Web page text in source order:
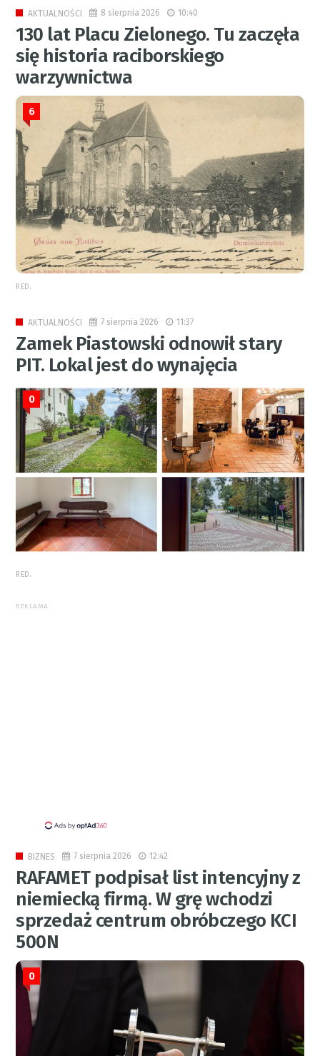
AKTUALNOŚCI 8 sierpnia 2026 10:40
130 lat Placu Zielonego. Tu zaczęła
się historia raciborskiego
warzywnictwa
6
RED.
AKTUALNOŚCI 7 sierpnia 2026 11:37
Zamek Piastowski odnowił stary
PIT. Lokal jest do wynajęcia
0
RED.
REKLAMA
BIZNES 7 sierpnia 2026 12:42
RAFAMET podpisał list intencyjny z
niemiecką firmą. W grę wchodzi
sprzedaż centrum obróbczego KCI
500N
0